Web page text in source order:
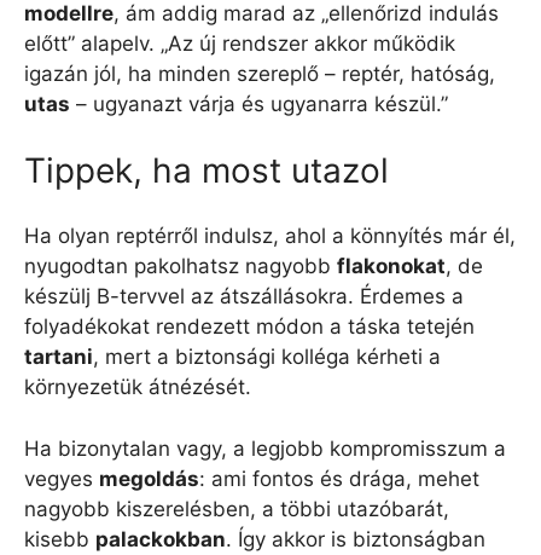
modellre, ám addig marad az „ellenőrizd indulás
előtt” alapelv. „Az új rendszer akkor működik
igazán jól, ha minden szereplő – reptér, hatóság,
utas – ugyanazt várja és ugyanarra készül.”
Tippek, ha most utazol
Ha olyan reptérről indulsz, ahol a könnyítés már él,
nyugodtan pakolhatsz nagyobb flakonokat, de
készülj B-tervvel az átszállásokra. Érdemes a
folyadékokat rendezett módon a táska tetején
tartani, mert a biztonsági kolléga kérheti a
környezetük átnézését.
Ha bizonytalan vagy, a legjobb kompromisszum a
vegyes megoldás: ami fontos és drága, mehet
nagyobb kiszerelésben, a többi utazóbarát,
kisebb palackokban. Így akkor is biztonságban